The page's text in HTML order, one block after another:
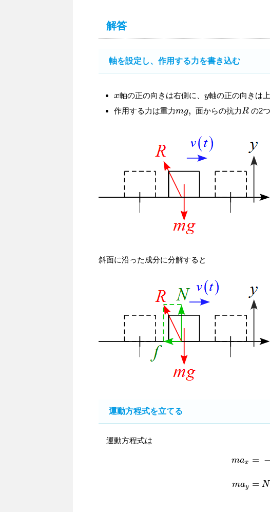
解答
軸を設定し、作用する力を書き込む
x
x軸の正の向きは右側に、 y
y軸の正の向きは
作用する力は重力mg,
mg, 面からの抗力R
Rの2つ
斜面に沿った成分に分解すると
運動方程式を立てる
運動方程式は
max
may
=
=
−
N